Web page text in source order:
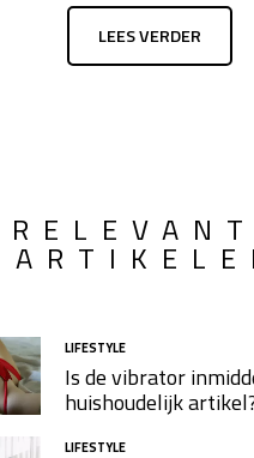
Gelukkig kunnen we nu
moderne technologie en
niet alleen voldoen aan
maar ook onze
LEES VERDER
LIFESTYLE
Is de vibrator
huishoudelijk
LIFESTYLE